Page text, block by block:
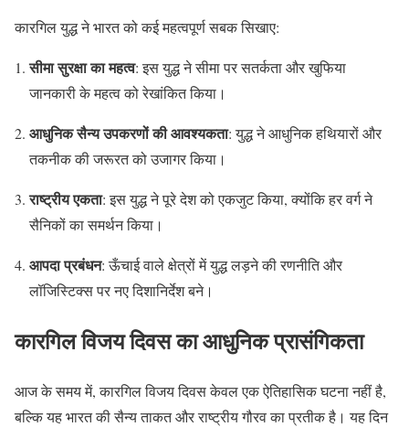
कारगिल युद्ध ने भारत को कई महत्वपूर्ण सबक सिखाए:
सीमा सुरक्षा का महत्व: इस युद्ध ने सीमा पर सतर्कता और खुफिया
जानकारी के महत्व को रेखांकित किया।
आधुनिक सैन्य उपकरणों की आवश्यकता: युद्ध ने आधुनिक हथियारों और
तकनीक की जरूरत को उजागर किया।
राष्ट्रीय एकता: इस युद्ध ने पूरे देश को एकजुट किया, क्योंकि हर वर्ग ने
सैनिकों का समर्थन किया।
आपदा प्रबंधन: ऊँचाई वाले क्षेत्रों में युद्ध लड़ने की रणनीति और
लॉजिस्टिक्स पर नए दिशानिर्देश बने।
कारगिल विजय दिवस का आधुनिक प्रासंगिकता
आज के समय में, कारगिल विजय दिवस केवल एक ऐतिहासिक घटना नहीं है,
बल्कि यह भारत की सैन्य ताकत और राष्ट्रीय गौरव का प्रतीक है। यह दिन